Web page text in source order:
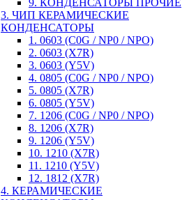
9. КОНДЕНСАТОРЫ ПРОЧИЕ
3. ЧИП КЕРАМИЧЕСКИЕ
КОНДЕНСАТОРЫ
1. 0603 (C0G / NP0 / NPO)
2. 0603 (X7R)
3. 0603 (Y5V)
4. 0805 (C0G / NP0 / NPO)
5. 0805 (X7R)
6. 0805 (Y5V)
7. 1206 (C0G / NP0 / NPO)
8. 1206 (X7R)
9. 1206 (Y5V)
10. 1210 (X7R)
11. 1210 (Y5V)
12. 1812 (X7R)
4. КЕРАМИЧЕСКИЕ